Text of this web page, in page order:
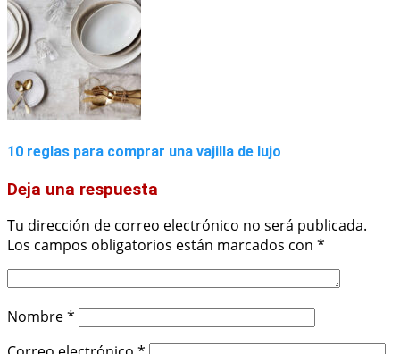
10 reglas para comprar una vajilla de lujo
Deja una respuesta
Tu dirección de correo electrónico no será publicada.
Los campos obligatorios están marcados con *
Nombre*